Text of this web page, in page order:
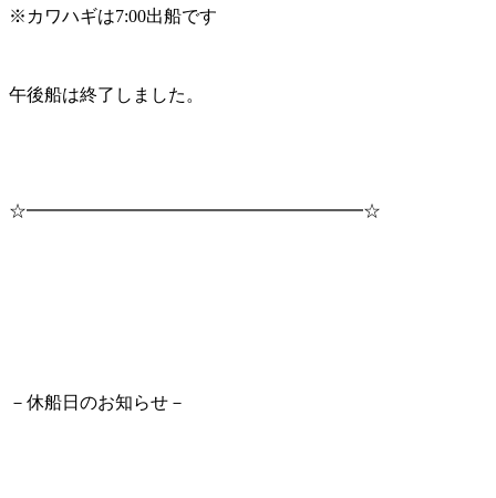
※カワハギは7:00出船です
午後船は終了しました。
☆━━━━━━━━━━━━━━━━━━━☆
－休船日のお知らせ－